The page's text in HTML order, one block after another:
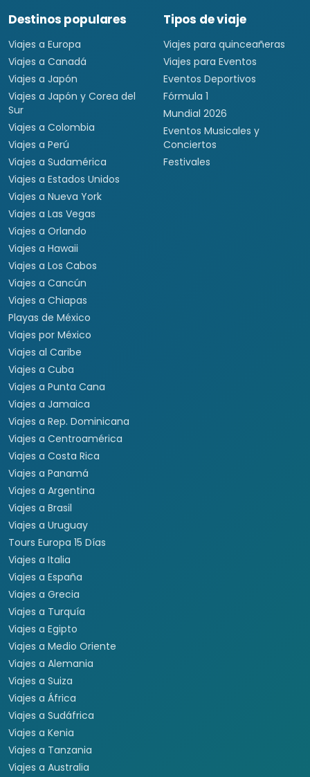
Destinos populares
Viajes a Europa
Viajes a Canadá
Viajes a Japón
Viajes a Japón y Corea del
Sur
Viajes a Colombia
Viajes a Perú
Viajes a Sudamérica
Viajes a Estados Unidos
Viajes a Nueva York
Viajes a Las Vegas
Viajes a Orlando
Viajes a Hawaii
Viajes a Los Cabos
Viajes a Cancún
Viajes a Chiapas
Playas de México
Viajes por México
Viajes al Caribe
Viajes a Cuba
Viajes a Punta Cana
Viajes a Jamaica
Viajes a Rep. Dominicana
Viajes a Centroamérica
Viajes a Costa Rica
Viajes a Panamá
Viajes a Argentina
Viajes a Brasil
Viajes a Uruguay
Tours Europa 15 Días
Viajes a Italia
Viajes a España
Viajes a Grecia
Viajes a Turquía
Viajes a Egipto
Viajes a Medio Oriente
Viajes a Alemania
Viajes a Suiza
Viajes a África
Viajes a Sudáfrica
Viajes a Kenia
Viajes a Tanzania
Viajes a Australia
Tipos de viaje
Viajes para quinceañeras
Viajes para Eventos
Eventos Deportivos
Fórmula 1
Mundial 2026
Eventos Musicales y
Conciertos
Festivales